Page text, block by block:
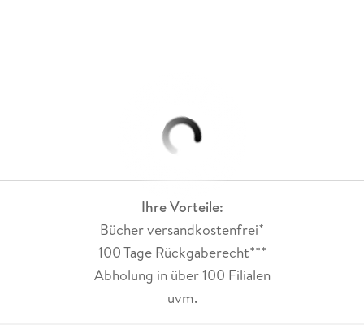
Ihre Vorteile:
Bücher versandkostenfrei*
100 Tage Rückgaberecht***
Abholung in über 100 Filialen
uvm.